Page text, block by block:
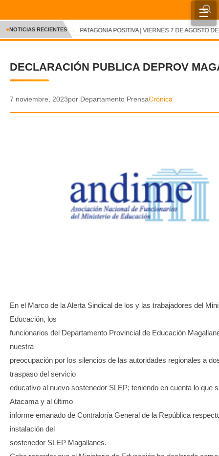
☰
INICIO
CRÓNICA
DEPORTES
POLICIAL
VIDEOS
GALERIA DE FOTOS
✕
●NOTICIAS RECIENTES PATAGONIA POSITIVA | VIERNES 7 DE AGOSTO DE
DECLARACIÓN PUBLICA DEPROV
7 noviembre, 2023por Departamento PrensaCrónica
En el Marco de la Alerta Sindical de los y las trabajadores del
Educación, los
funcionarios del Departamento Provincial de Educación
nuestra
preocupación por los silencios de las autoridades regionales a
traspaso del servicio
educativo al nuevo sostenedor SLEP; teniendo en cuenta lo que
Atacama y al último
informe emanado de Contraloría General de la República
instalación del
sostenedor SLEP Magallanes.